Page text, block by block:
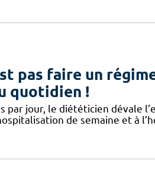
pas faire un
quotidien !
par jour, le diététicien dévale
de semaine et à